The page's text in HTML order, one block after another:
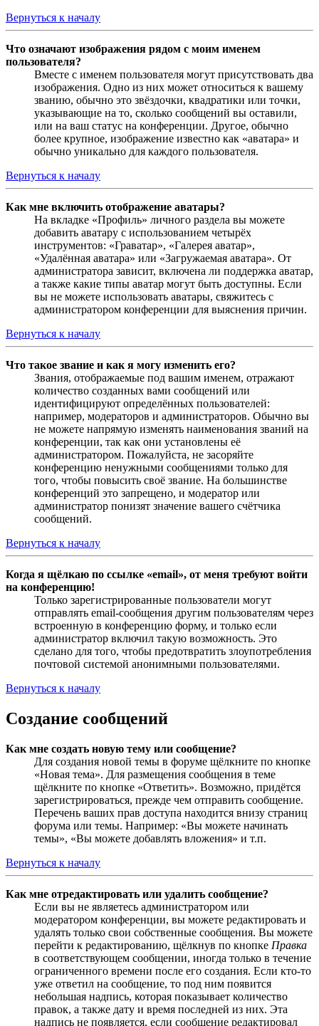
Вернуться к началу
Что означают изображения рядом с моим именем
пользователя?
Вместе с именем пользователя могут присутствовать два
изображения. Одно из них может относиться к вашему
званию, обычно это звёздочки, квадратики или точки,
указывающие на то, сколько сообщений вы оставили,
или на ваш статус на конференции. Другое, обычно
более крупное, изображение известно как «аватара» и
обычно уникально для каждого пользователя.
Вернуться к началу
Как мне включить отображение аватары?
На вкладке «Профиль» личного раздела вы можете
добавить аватару с использованием четырёх
инструментов: «Граватар», «Галерея аватар»,
«Удалённая аватара» или «Загружаемая аватара». От
администратора зависит, включена ли поддержка аватар,
а также какие типы аватар могут быть доступны. Если
вы не можете использовать аватары, свяжитесь с
администратором конференции для выяснения причин.
Вернуться к началу
Что такое звание и как я могу изменить его?
Звания, отображаемые под вашим именем, отражают
количество созданных вами сообщений или
идентифицируют определённых пользователей:
например, модераторов и администраторов. Обычно вы
не можете напрямую изменять наименования званий на
конференции, так как они установлены её
администратором. Пожалуйста, не засоряйте
конференцию ненужными сообщениями только для
того, чтобы повысить своё звание. На большинстве
конференций это запрещено, и модератор или
администратор понизят значение вашего счётчика
сообщений.
Вернуться к началу
Когда я щёлкаю по ссылке «email», от меня требуют войти
на конференцию!
Только зарегистрированные пользователи могут
отправлять email-сообщения другим пользователям через
встроенную в конференцию форму, и только если
администратор включил такую возможность. Это
сделано для того, чтобы предотвратить злоупотребления
почтовой системой анонимными пользователями.
Вернуться к началу
Создание сообщений
Как мне создать новую тему или сообщение?
Для создания новой темы в форуме щёлкните по кнопке
«Новая тема». Для размещения сообщения в теме
щёлкните по кнопке «Ответить». Возможно, придётся
зарегистрироваться, прежде чем отправить сообщение.
Перечень ваших прав доступа находится внизу страниц
форума или темы. Например: «Вы можете начинать
темы», «Вы можете добавлять вложения» и т.п.
Вернуться к началу
Как мне отредактировать или удалить сообщение?
Если вы не являетесь администратором или
модератором конференции, вы можете редактировать и
удалять только свои собственные сообщения. Вы можете
перейти к редактированию, щёлкнув по кнопке Правка
в соответствующем сообщении, иногда только в течение
ограниченного времени после его создания. Если кто-то
уже ответил на сообщение, то под ним появится
небольшая надпись, которая показывает количество
правок, а также дату и время последней из них. Эта
надпись не появляется, если сообщение редактировал